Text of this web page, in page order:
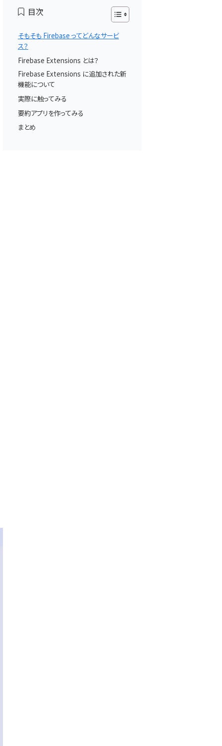
目次
そもそも Firebase ってどんなサービ
ス？
Firebase Extensions とは？
Firebase Extensions に追加された新
機能について
実際に触ってみる
要約アプリを作ってみる
まとめ